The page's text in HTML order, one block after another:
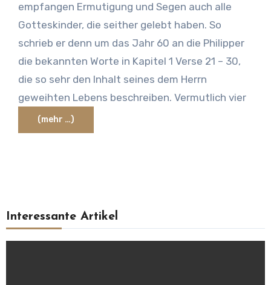
empfangen Ermutigung und Segen auch alle
Gotteskinder, die seither gelebt haben. So
schrieb er denn um das Jahr 60 an die Philipper
die bekannten Worte in Kapitel 1 Verse 21 – 30,
die so sehr den Inhalt seines dem Herrn
geweihten Lebens beschreiben. Vermutlich vier
(mehr …)
Interessante Artikel